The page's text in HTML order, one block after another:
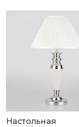
Настольная